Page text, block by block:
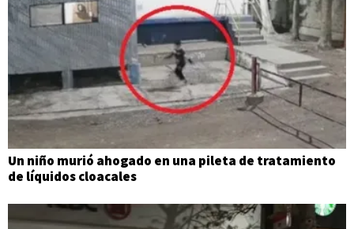
Un niño murió ahogado en una pileta de tratamiento
de líquidos cloacales